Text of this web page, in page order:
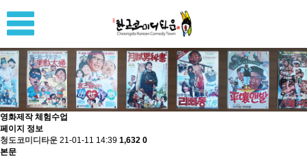
목록
영화제작 체험수업
페이지 정보
청도코미디타운 21-01-11 14:39 1,632 0
본문